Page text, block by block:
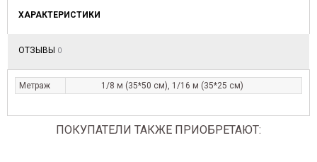
ХАРАКТЕРИСТИКИ
ОТЗЫВЫ 0
Метраж 1/8 м (35*50 см), 1/16 м (35*25 см)
ПОКУПАТЕЛИ ТАКЖЕ ПРИОБРЕТАЮТ: